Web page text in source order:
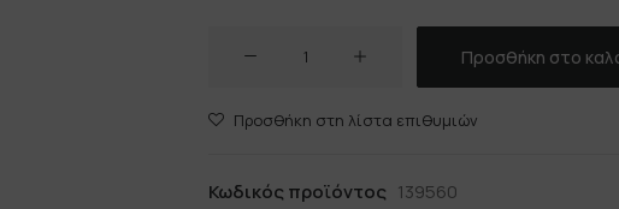
Προσθήκη στο
Προσθήκη στη λίστα επιθυμιών
Κωδικός προϊόντος 139560